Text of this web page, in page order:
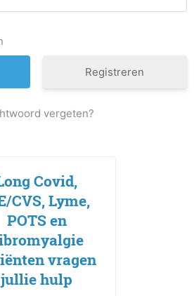
Registreren
vergeten?
Covid,
CVS, Lyme,
POTS en
vragen
jullie hulp